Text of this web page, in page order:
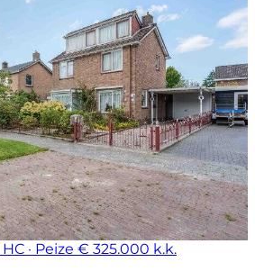
· Peize € 325.000 k.k.